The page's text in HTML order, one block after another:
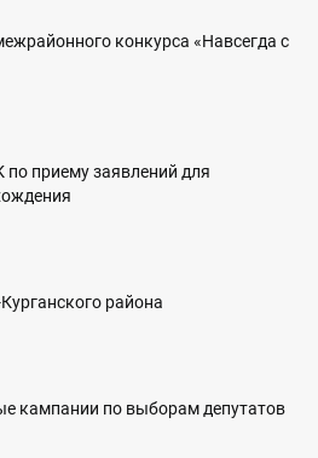
конкурса «Навсегда с
приему заявлений для
района
кампании по выборам депутатов